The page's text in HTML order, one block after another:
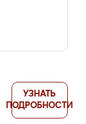
УЗНАТЬ
ПОДРОБНОСТИ